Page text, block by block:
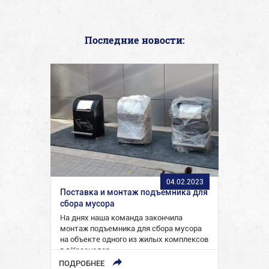
Последние новости:
04.02.2023
Поставка и монтаж подъемника для
сбора мусора
На днях наша команда закончила
монтаж подъемника для сбора мусора
на объекте одного из жилых комплексов
в г.Краснодар.
ПОДРОБНЕЕ